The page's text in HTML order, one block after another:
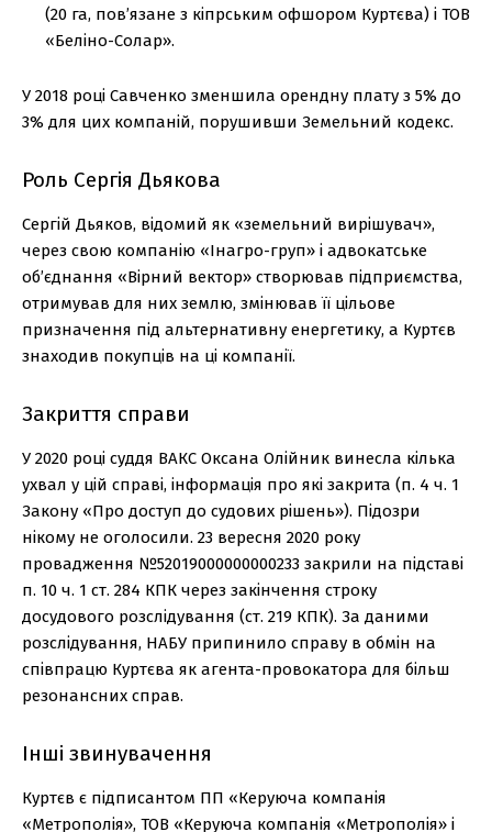
(20 га, пов’язане з кіпрським офшором Куртєва) і ТОВ
«Беліно-Солар».
У 2018 році Савченко зменшила орендну плату з 5% до
3% для цих компаній, порушивши Земельний кодекс.
Роль Сергія Дьякова
Сергій Дьяков, відомий як «земельний вирішувач»,
через свою компанію «Інагро-груп» і адвокатське
об’єднання «Вірний вектор» створював підприємства,
отримував для них землю, змінював її цільове
призначення під альтернативну енергетику, а Куртєв
знаходив покупців на ці компанії.
Закриття справи
У 2020 році суддя ВАКС Оксана Олійник винесла кілька
ухвал у цій справі, інформація про які закрита (п. 4 ч. 1
Закону «Про доступ до судових рішень»). Підозри
нікому не оголосили. 23 вересня 2020 року
провадження №52019000000000233 закрили на підставі
п. 10 ч. 1 ст. 284 КПК через закінчення строку
досудового розслідування (ст. 219 КПК). За даними
розслідування, НАБУ припинило справу в обмін на
співпрацю Куртєва як агента-провокатора для більш
резонансних справ.
Інші звинувачення
Куртєв є підписантом ПП «Керуюча компанія
«Метрополія», ТОВ «Керуюча компанія «Метрополія» і